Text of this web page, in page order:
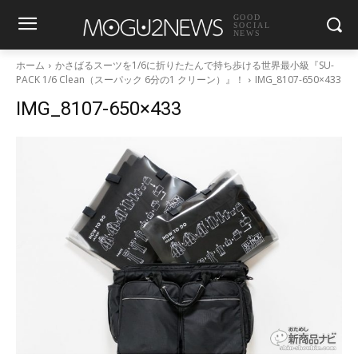
GOOD
SOCIAL
NEWS
ホーム
かさばるスーツを1/6に折りたたんで持ち歩ける世界最小級『SU-
PACK 1/6 Clean（スーパック 6分の1 クリーン）』！
IMG_8107-650×433
IMG_8107-650×433